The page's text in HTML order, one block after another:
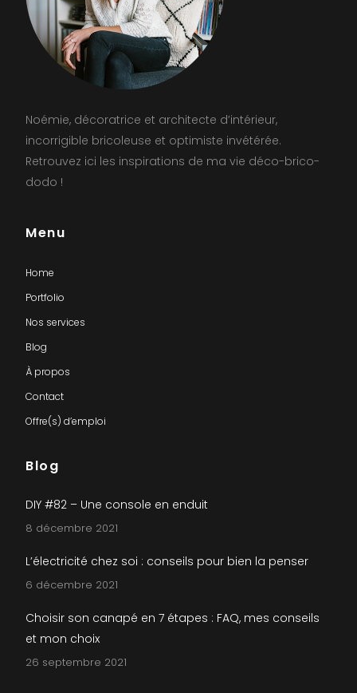
Noémie, décoratrice et architecte d’intérieur,
incorrigible bricoleuse et optimiste invétérée.
Retrouvez ici les inspirations de ma vie déco-brico-
dodo !
Menu
Home
Portfolio
Nos services
Blog
À propos
Contact
Offre(s) d’emploi
Blog
DIY #82 – Une console en enduit
8 décembre 2021
L’électricité chez soi : conseils pour bien la penser
6 décembre 2021
Choisir son canapé en 7 étapes : FAQ, mes conseils
et mon choix
26 septembre 2021